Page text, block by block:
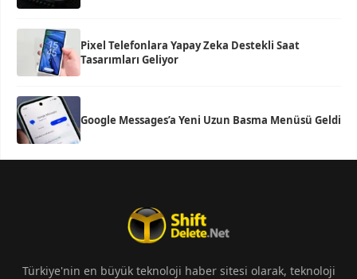
Pixel Telefonlara Yapay Zeka Destekli Saat
Tasarımları Geliyor
Google Messages’a Yeni Uzun Basma Menüsü Geldi
Türkiye'nin en büyük teknoloji haber sitesi olarak, teknoloji